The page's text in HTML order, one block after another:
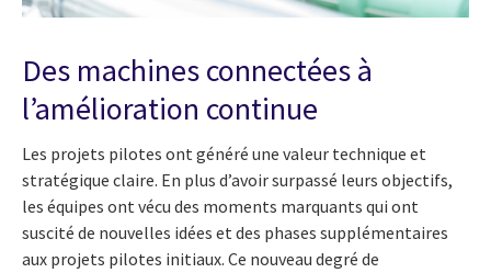
Des machines connectées à
l’amélioration continue
Les projets pilotes ont généré une valeur technique et
stratégique claire. En plus d’avoir surpassé leurs objectifs,
les équipes ont vécu des moments marquants qui ont
suscité de nouvelles idées et des phases supplémentaires
aux projets pilotes initiaux. Ce nouveau degré de